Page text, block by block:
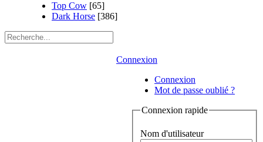
Top Cow [65]
Dark Horse [386]
Connexion
Connexion
Mot de passe oublié ?
Connexion rapide
Nom d'utilisateur